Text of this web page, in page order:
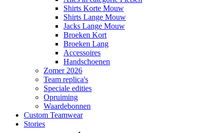
Shirts Korte Mouw
Shirts Lange Mouw
Jacks Lange Mouw
Broeken Kort
Broeken Lang
Accessoires
Handschoenen
Zomer 2026
Team replica's
Speciale edities
Opruiming
Waardebonnen
Custom Teamwear
Stories